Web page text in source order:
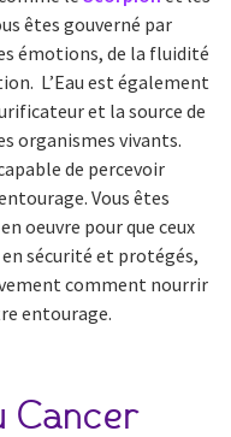
êtes gouverné par
émotions, de la fluidité
L’Eau est également
et la source de
organismes vivants.
de percevoir
Vous êtes
oeuvre pour que ceux
sécurité et protégés,
comment nourrir
entourage.
Cancer